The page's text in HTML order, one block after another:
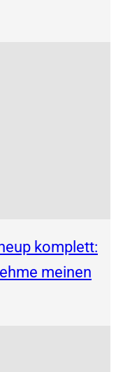
komplett:
meinen